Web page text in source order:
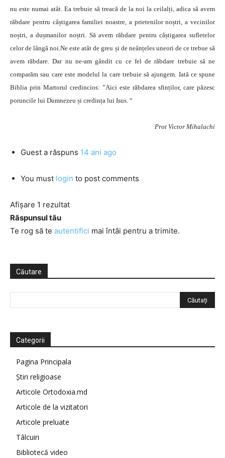
nu este numai atât. Ea trebuie să treacă de la noi la ceilalți, adica să avem
răbdare pentru câștigarea familiei noastre, a prietenilor noștri, a vecinilor
noștri, a dușmanilor noștri. Să avem răbdare pentru câștigarea sufletelor
celor de lângă noi.Ne este atât de greu și de neânțeles uneori de ce trebue să
avem răbdare. Dar nu ne-am gândit cu ce fel de răbdare trebuie să ne
comparăm sau care este modelul la care trebuie să ajungem. Iată ce spune
Biblia prin Martorul credincios: ”Aici este răbdarea sfinților, care păzesc
poruncile lui Dumnezeu și credința lui Isus. “
Prot Victor Mihalachi
Guest a răspuns 14 ani ago
You must login to post comments
Afișare 1 rezultat
Răspunsul tău
Te rog să te autentifici mai întâi pentru a trimite.
Căutare
Categorii
Pagina Principala
Știri religioase
Articole Ortodoxia.md
Articole de la vizitatori
Articole preluate
Tâlcuiri
Bibliotecă video